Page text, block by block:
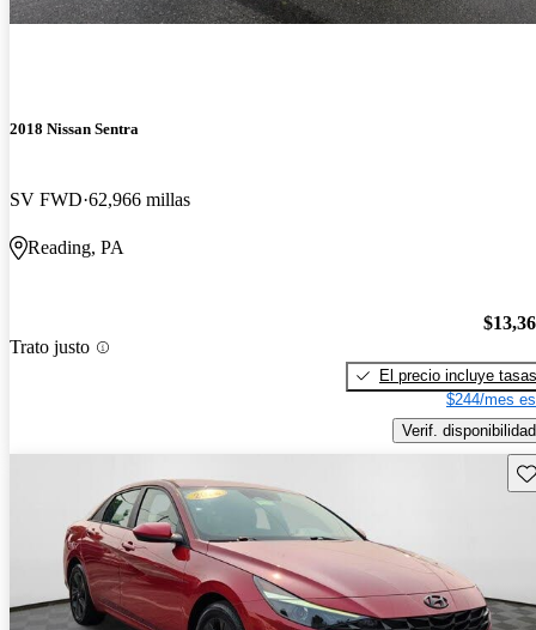
2018 Nissan Sentra
SV FWD 62,966 millas
Reading, PA
Trato justo
El precio incluye tasas
$244/mes
Verif. disponibilidad